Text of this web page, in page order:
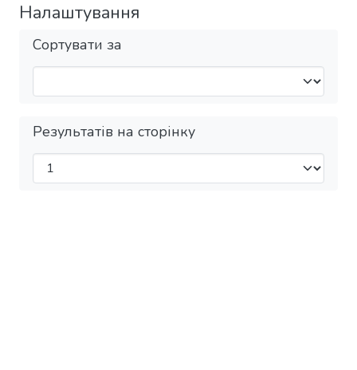
Налаштування
Сортувати за
Результатів на сторінку